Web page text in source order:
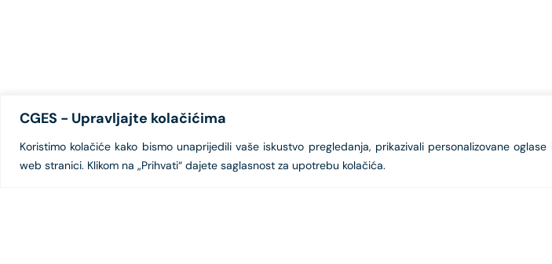
CGES - Upravljajte kolačićima
Koristimo kolačiće kako bismo unaprijedili vaše iskustvo pregledanja, prikazivali personalizovane
web stranici. Klikom na „Prihvati“ dajete saglasnost za upotrebu kolačića.